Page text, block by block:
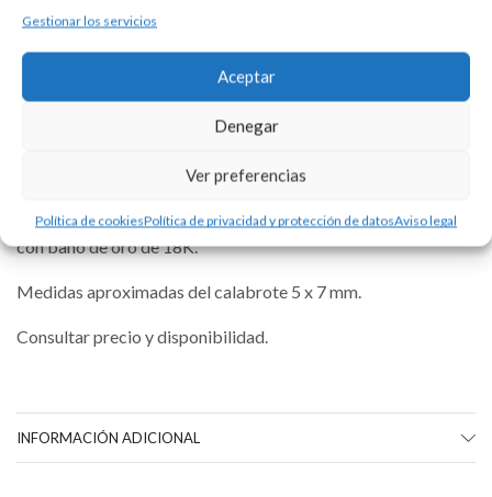
Gestionar los servicios
Aceptar
Denegar
Ver preferencias
Política de cookiesPolítica de privacidad y protección de datosAviso legal
Pulsera de plata 925 con cadena de calabrote tamaño 1 y
medalla escapulario con las imágenes de la Virgen del
Carmen y el Sagrado Corazón de Jesús. Disponible también
con baño de oro de 18K.
Medidas aproximadas del calabrote 5 x 7 mm.
Consultar precio y disponibilidad.
INFORMACIÓN ADICIONAL